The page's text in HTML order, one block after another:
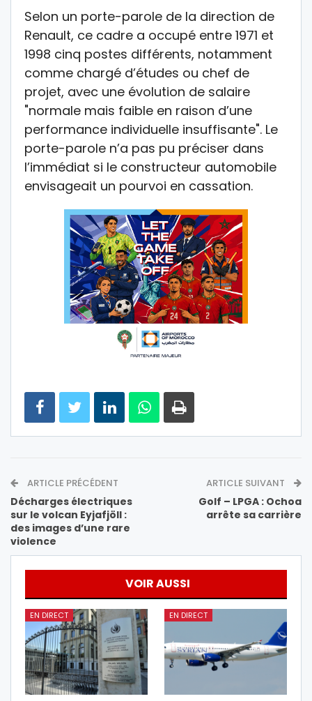
Selon un porte-parole de la direction de
Renault, ce cadre a occupé entre 1971 et
1998 cinq postes différents, notamment
comme chargé d’études ou chef de
projet, avec une évolution de salaire
"normale mais faible en raison d’une
performance individuelle insuffisante". Le
porte-parole n’a pas pu préciser dans
l’immédiat si le constructeur automobile
envisageait un pourvoi en cassation.
ARTICLE PRÉCÉDENT
Décharges électriques
sur le volcan Eyjafjöll :
des images d’une rare
violence
ARTICLE SUIVANT
Golf – LPGA : Ochoa
arrête sa carrière
VOIR AUSSI
EN DIRECT EN DIRECT